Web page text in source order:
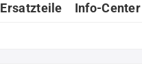
Ersatzteile Info-Center